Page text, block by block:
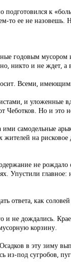
подготовился к
то ее не назовешь.
годовым
никто и не ждет, а
Всеми,
и уложенные
Чеботков. Но и это
ими самодельные
на
не
Упустили
ответа, как соловей
и не дождались.
корзину.
в эту зиму
из-под сугробов,